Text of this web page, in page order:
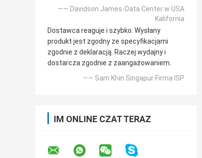
—— Davidson James-Data Center w USA
Kalifornia
Dostawca reaguje i szybko. Wysłany
produkt jest zgodny ze specyfikacjami
zgodnie z deklaracją. Raczej wydajny i
dostarcza zgodnie z zaangażowaniem.
—— Sam Khin Singapur Firma ISP
IM ONLINE CZAT TERAZ